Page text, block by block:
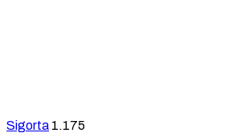
Sigorta 1.175